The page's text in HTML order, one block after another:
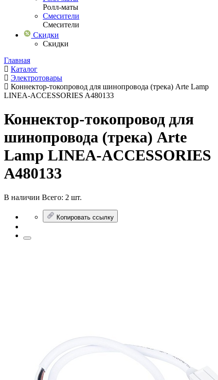
Ролл-маты
Смесители
Смесители
Скидки
Скидки
Главная
Каталог
Электротовары
Коннектор-токопровод для шинопровода (трека) Arte Lamp
LINEA-ACCESSORIES A480133
Коннектор-токопровод для
шинопровода (трека) Arte
Lamp LINEA-ACCESSORIES
A480133
В наличии Всего: 2 шт.
Копировать ссылку